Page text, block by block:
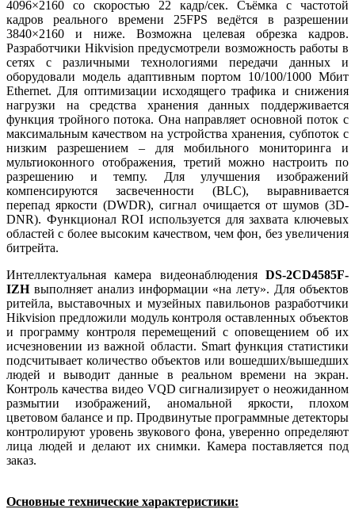
4096×2160 со скоростью 22 кадр/сек. Съёмка с частотой
кадров реального времени 25FPS ведётся в разрешении
3840×2160 и ниже. Возможна целевая обрезка кадров.
Разработчики Hikvision предусмотрели возможность работы в
сетях с различными технологиями передачи данных и
оборудовали модель адаптивным портом 10/100/1000 Мбит
Ethernet. Для оптимизации исходящего трафика и снижения
нагрузки на средства хранения данных поддерживается
функция тройного потока. Она направляет основной поток с
максимальным качеством на устройства хранения, субпоток с
низким разрешением – для мобильного мониторинга и
мультиоконного отображения, третий можно настроить по
разрешению и темпу. Для улучшения изображений
компенсируются засвеченности (BLC), выравнивается
перепад яркости (DWDR), сигнал очищается от шумов (3D-
DNR). Функционал ROI используется для захвата ключевых
областей с более высоким качеством, чем фон, без увеличения
битрейта.
Интеллектуальная камера видеонаблюдения DS-2CD4585F-
IZHвыполняет анализ информации «на лету». Для объектов
ритейла, выставочных и музейных павильонов разработчики
Hikvision предложили модуль контроля оставленных объектов
и программу контроля перемещений с оповещением об их
исчезновении из важной области. Smart функция статистики
подсчитывает количество объектов или вошедших/вышедших
людей и выводит данные в реальном времени на экран.
Контроль качества видео VQD сигнализирует о неожиданном
размытии изображений, аномальной яркости, плохом
цветовом балансе и пр. Продвинутые программные детекторы
контролируют уровень звукового фона, уверенно определяют
лица людей и делают их снимки. Камера поставляется под
заказ.
Основные технические характеристики: